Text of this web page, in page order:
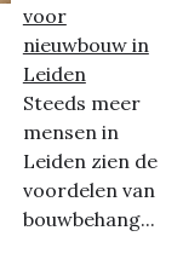
voor
nieuwbouw in
Leiden
Steeds meer
mensen in
Leiden zien de
voordelen van
bouwbehang...